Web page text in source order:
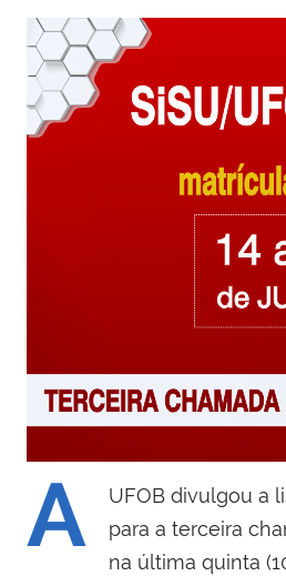
A
UFOB divulgou a
para a terceira
na última quinta